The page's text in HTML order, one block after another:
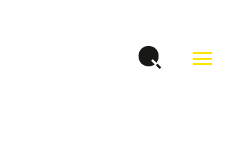
menu